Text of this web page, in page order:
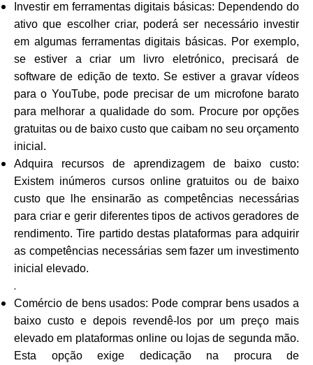
Investir em ferramentas digitais básicas: Dependendo do
ativo que escolher criar, poderá ser necessário investir
em algumas ferramentas digitais básicas. Por exemplo,
se estiver a criar um livro eletrónico, precisará de
software de edição de texto. Se estiver a gravar vídeos
para o YouTube, pode precisar de um microfone barato
para melhorar a qualidade do som. Procure por opções
gratuitas ou de baixo custo que caibam no seu orçamento
inicial.
Adquira recursos de aprendizagem de baixo custo:
Existem inúmeros cursos online gratuitos ou de baixo
custo que lhe ensinarão as competências necessárias
para criar e gerir diferentes tipos de activos geradores de
rendimento. Tire partido destas plataformas para adquirir
as competências necessárias sem fazer um investimento
inicial elevado.
.
Comércio de bens usados: Pode comprar bens usados a
baixo custo e depois revendê-los por um preço mais
elevado em plataformas online ou lojas de segunda mão.
Esta opção exige dedicação na procura de